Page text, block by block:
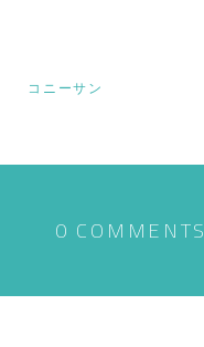
投
ナ
シ
コニーサン
0 COMMENTS